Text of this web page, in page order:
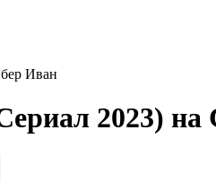
Иван
2023)